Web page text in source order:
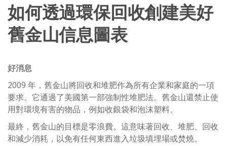
如何透過環保回收創建美好
舊金山信息圖表
好消息
2009 年，舊金山將回收和堆肥作為所有企業和家庭的一項
要求。它通過了美國第一部強制性堆肥法。舊金山還禁止使
用對環境有害的物品，例如收銀袋和泡沫塑料。
最終，舊金山的目標是零浪費。這意味著回收、堆肥、回收
和減少消耗，以免有任何東西進入垃圾填埋場或焚燒。